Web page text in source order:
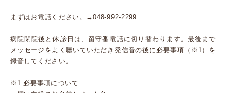
まずはお電話ください。→048-992-2299
病院閉院後と休診日は、留守番電話に切り替わります。最後まで
メッセージをよく聴いていただき発信音の後に必要事項（※1）を
録音してください。
※1 必要事項について